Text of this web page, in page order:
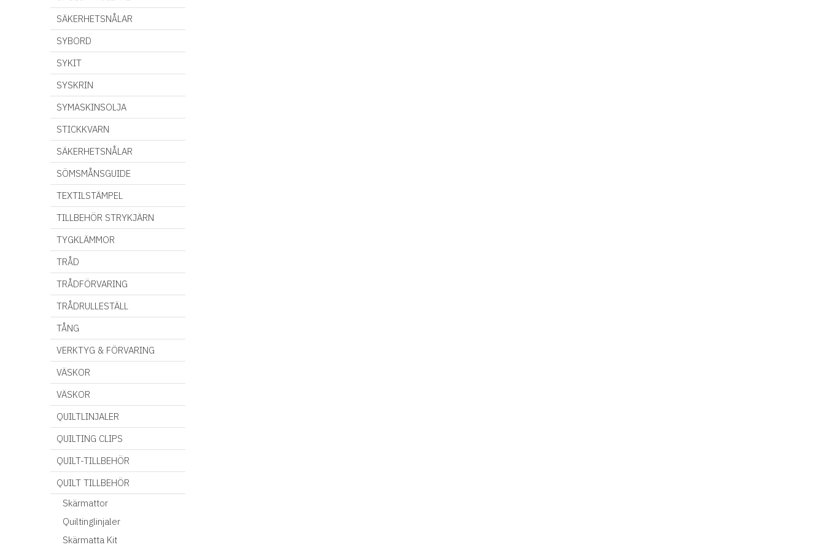
SÄKERHETSNÅLAR
SYBORD
SYKIT
SYSKRIN
SYMASKINSOLJA
STICKKVARN
SÄKERHETSNÅLAR
SÖMSMÅNSGUIDE
TEXTILSTÄMPEL
TILLBEHÖR STRYKJÄRN
TYGKLÄMMOR
TRÅD
TRÅDFÖRVARING
TRÅDRULLESTÄLL
TÅNG
VERKTYG & FÖRVARING
VÄSKOR
VÄSKOR
QUILTLINJALER
QUILTING CLIPS
QUILT-TILLBEHÖR
QUILT TILLBEHÖR
Skärmattor
Quiltinglinjaler
Skärmatta Kit